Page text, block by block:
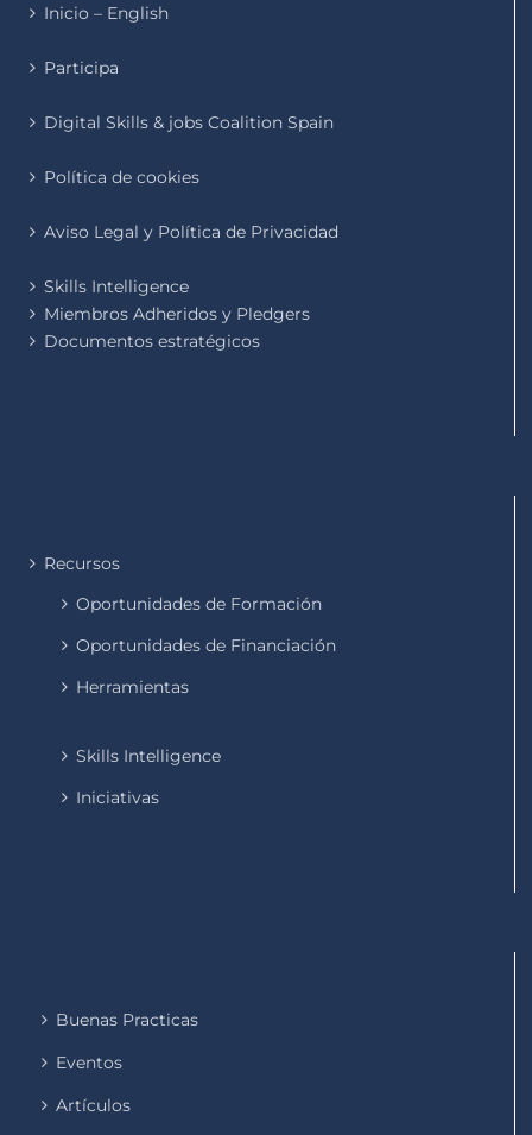
Inicio – English
Participa
Digital Skills & jobs Coalition Spain
Política de cookies
Aviso Legal y Política de Privacidad
Skills Intelligence
Miembros Adheridos y Pledgers
Documentos estratégicos
Recursos
Oportunidades de Formación
Oportunidades de Financiación
Herramientas
Skills Intelligence
Iniciativas
Buenas Practicas
Eventos
Artículos